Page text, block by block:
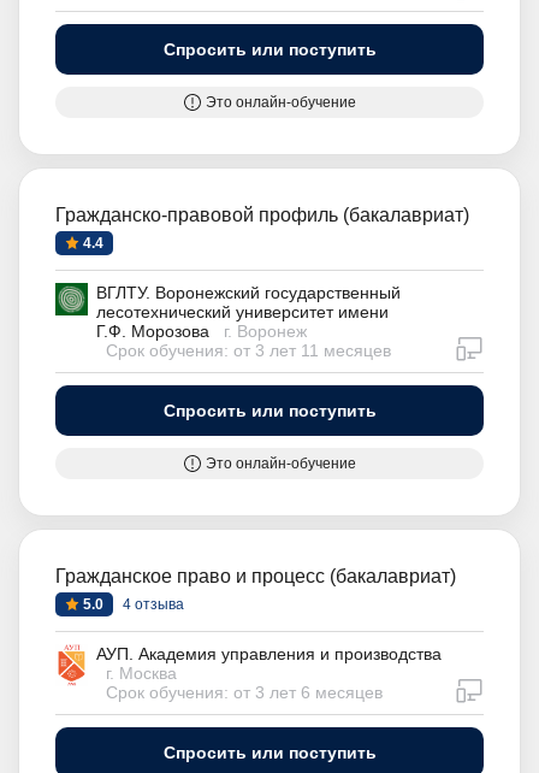
Спросить или поступить
Это онлайн-обучение
Гражданско-правовой профиль (бакалавриат)
4.4
ВГЛТУ. Воронежский государственный
лесотехнический университет имени
Г.Ф. Морозова
г. Воронеж
Срок обучения: от 3 лет 11 месяцев
Спросить или поступить
Это онлайн-обучение
Гражданское право и процесс (бакалавриат)
5.0 4 отзыва
АУП. Академия управления и производства
г. Москва
Срок обучения: от 3 лет 6 месяцев
Спросить или поступить